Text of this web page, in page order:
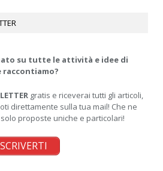
su tutte le attività e idee di
gratis e riceverai tutti gli articoli,
direttamente sulla tua mail! Che ne
proposte uniche e particolari!